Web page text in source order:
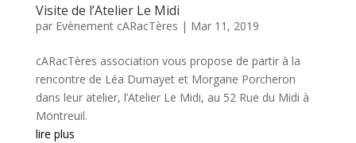
Visite de l’Atelier Le Midi
par Evènement cARacTères | Mar 11, 2019
cARacTères association vous propose de partir à la
rencontre de Léa Dumayet et Morgane Porcheron
dans leur atelier, l’Atelier Le Midi, au 52 Rue du Midi à
Montreuil.
lire plus